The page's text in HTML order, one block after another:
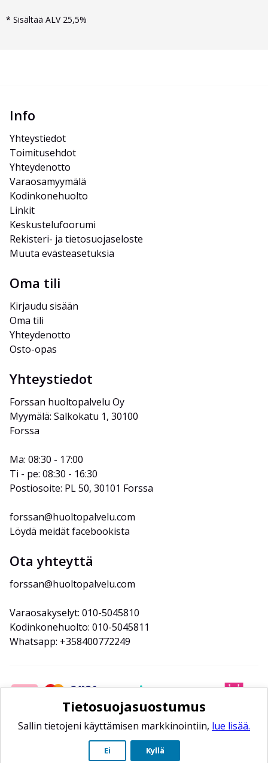
* Sisältää ALV 25,5%
Info
Yhteystiedot
Toimitusehdot
Yhteydenotto
Varaosamyymälä
Kodinkonehuolto
Linkit
Keskustelufoorumi
Rekisteri- ja tietosuojaseloste
Muuta evästeasetuksia
Oma tili
Kirjaudu sisään
Oma tili
Yhteydenotto
Osto-opas
Yhteystiedot
Forssan huoltopalvelu Oy
Myymälä: Salkokatu 1, 30100
Forssa
Ma: 08:30 - 17:00
Ti - pe: 08:30 - 16:30
Postiosoite: PL 50, 30101 Forssa
forssan@huoltopalvelu.com
Löydä meidät facebookista
Ota yhteyttä
forssan@huoltopalvelu.com
Varaosakyselyt: 010-5045810
Kodinkonehuolto: 010-5045811
Whatsapp: +358400772249
Tietosuojasuostumus
Sallin tietojeni käyttämisen markkinointiin, lue lisää.
Ei Kyllä